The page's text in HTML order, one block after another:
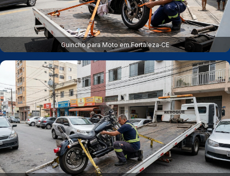
Guincho para Moto em Fortaleza‑CE